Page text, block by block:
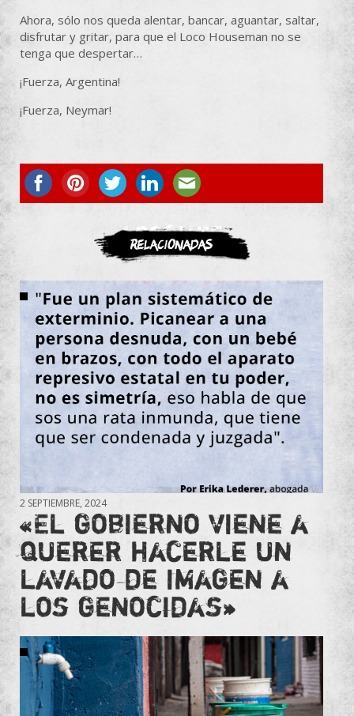
Ahora, sólo nos queda alentar, bancar, aguantar, saltar,
disfrutar y gritar, para que el Loco Houseman no se
tenga que despertar…
¡Fuerza, Argentina!
¡Fuerza, Neymar!
ASOCIATE
Relacionadas
2 SEPTIEMBRE, 2024
«El gobierno viene a
querer hacerle un
lavado de imagen a
los genocidas»